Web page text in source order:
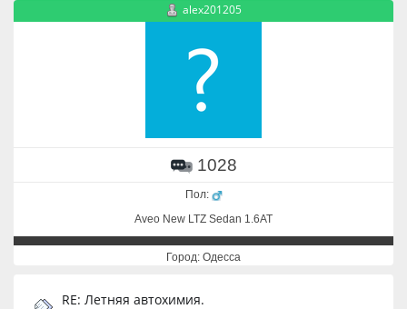
alex201205
1028
Пол:
Aveo New LTZ Sedan 1.6AT
Город: Одесса
RE: Летняя автохимия.